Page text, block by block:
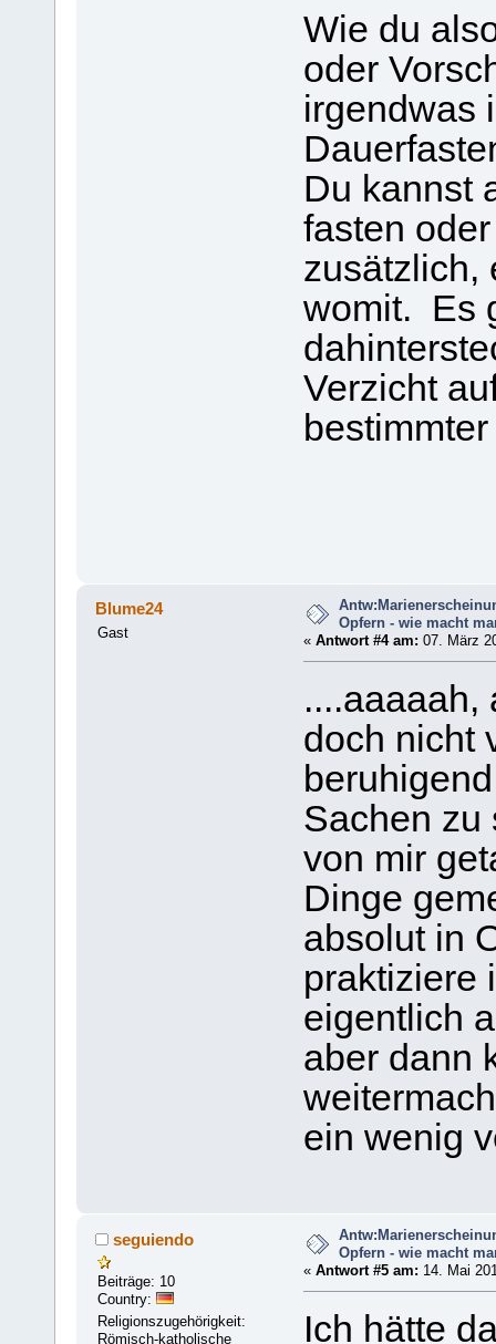
Wie du
oder
irgendwas
Du kannst
fasten
zusätzlich,
womit. Es
Verzicht
Blume24
Gast
Opfern - wie macht
« Antwort #4 am: 07. März
....aaaaah,
doch nicht
Sachen zu
von mir
Dinge
absolut in
praktiziere
eigentlich
aber dann
ein wenig
seguiendo
Beiträge: 10
Country:
Religionszugehörigkeit:
Römisch-katholische
Opfern - wie macht
« Antwort #5 am: 14. Mai
Ich hätte